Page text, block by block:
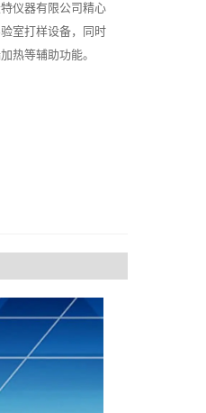
仪器有限公司精心
室打样设备，同时
热等辅助功能。